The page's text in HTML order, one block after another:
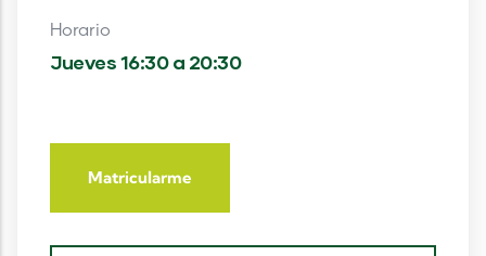
Horario
Jueves 16:30 a 20:30
Matricularme